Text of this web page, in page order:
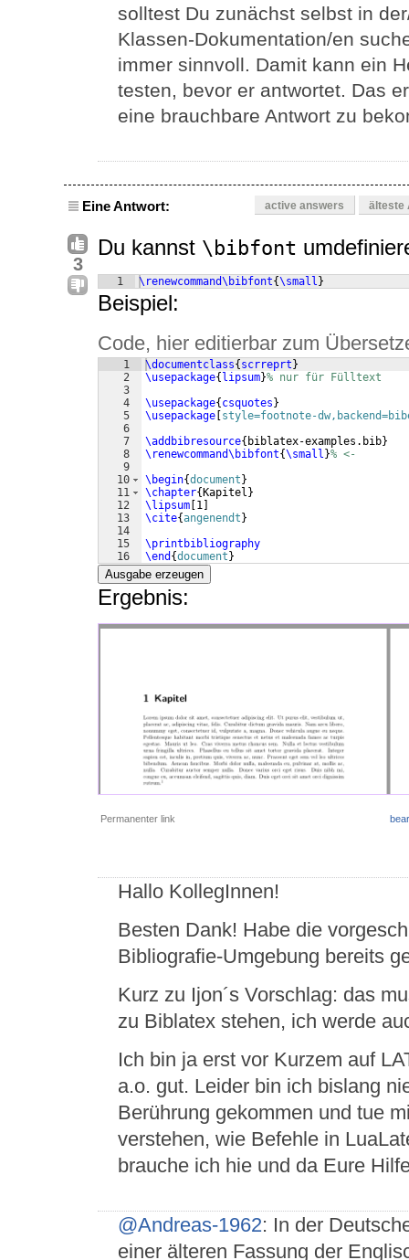
solltest Du zunächst selbst in
Klassen-Dokumentation/en
immer sinnvoll. Damit kann ein
testen, bevor er antwortet. Das
eine brauchbare Antwort zu
Eine Antwort: active answers älteste
3
Du kannst \bibfont
1 \renewcommand\bibfont{\small }
Beispiel:
Code, hier editierbar zum
1
2
3
4
5
6
7
8
9
10
11
12
13
14
15
16
\documentclass{ scrreprt }
\usepackage{ lipsum}% nur für Fülltext
\usepackage{ csquotes }
\usepackage style=footnote-
\addbibresource{ biblatex-examples.bib}
\renewcommand\bibfont{\small }% <-
\begin{document }
\chapter{ Kapitel }
\lipsum 1
\cite{angenendt }
\printbibliography
\end {document }
Ausgabe erzeugen
Ergebnis:
Permanenter link
Hallo KollegInnen!
Besten Dank! Habe die
Bibliografie-Umgebung bereits
Kurz zu Ijon´s Vorschlag: das
zu Biblatex stehen, ich werde
Ich bin ja erst vor Kurzem auf
a.o. gut. Leider bin ich bislang
Berührung gekommen und tue
verstehen, wie Befehle in
brauche ich hie und da Eure
@Andreas-1962: In der
einer älteren Fassung der